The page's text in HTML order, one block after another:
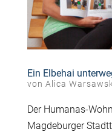
Ein Elbehai
von Alica
Der Humanas-
Magdeburger